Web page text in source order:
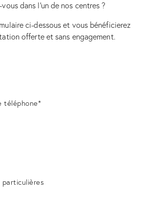
dans l’un de nos centres ?
ci-dessous et vous bénéficierez
offerte et sans engagement.